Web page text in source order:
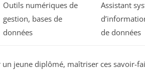
Outils numériques de
gestion, bases de
données
Assistant
de données
un jeune diplômé, maîtriser ces savoir-